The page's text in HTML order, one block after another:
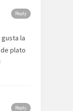
Reply
la
plato
Reply